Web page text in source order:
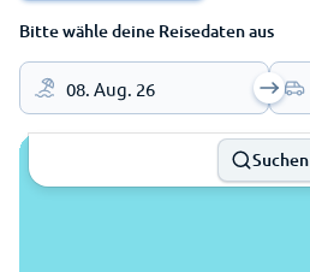
Bitte wähle deine Reisedaten aus
08. Aug. 26
Suchen